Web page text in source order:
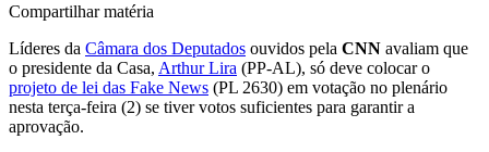
Compartilhar matéria
Líderes da Câmara dos Deputados ouvidos pela CNN avaliam que
o presidente da Casa, Arthur Lira (PP-AL), só deve colocar o
projeto de lei das Fake News (PL 2630) em votação no plenário
nesta terça-feira (2) se tiver votos suficientes para garantir a
aprovação.